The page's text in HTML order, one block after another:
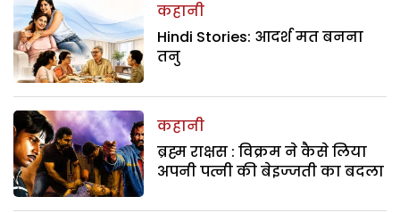
कहानी
Hindi Stories: आदर्श मत बनना
तनु
कहानी
ब्रह्म राक्षस : विक्रम ने कैसे लिया
अपनी पत्नी की बेइज्जती का बदला